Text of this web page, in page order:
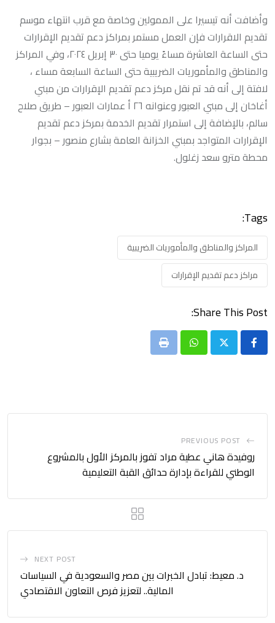
وأضافت أنه تيسيرا على الممولين وخاصة مع قرب انتهاء موسم
تقديم الاقرارات فإن العمل مستمر بمراكز دعم تقديم الإقرارات
حتى الساعة العاشرة مساءً يوميا حتى ٣٠ إبريل ٢٠٢٤، وفي المراكز
والمناطق والمأموريات الضريبية حتى الساعة السابعة مساء ،
لافتة إلى أنه قد تم نقل مركز دعم تقديم الإقرارات من مبني
أغاخان إلى مبني العبور وعنوانه ٢٦ أ عمارات العبور – طريق صلاح
سالم، بالإضافة إلى استمرار تقديم الخدمة بمركز دعم تقديم
الإقرارات المتواجد بمبني الخزانة العامة بشارع منصور – بجوار
محطة مترو سعد زغلول.
Tags:
المراكز والمناطق والمأموريات الضريبية
مراكز دعم تقديم الإقرارات
Share This Post:
Whatsapp
Print
PREVIOUS POST
روفيدة هاني عطية مراد تفوز بالمركز الأول بالمشروع
الوطني للقراءة بإدارة حدائق القبة التعليمية
NEXT POST
د. معيط: تبادل الخبرات بين مصر والسعودية في السياسات
المالية.. لتعزيز فرص التعاون الاقتصادي